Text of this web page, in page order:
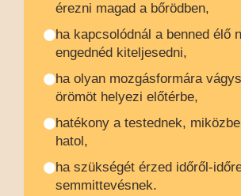
érezni magad a bőrödben,
ha kapcsolódnál a benned élő
engednéd kiteljesedni,
ha olyan mozgásformára
örömöt helyezi előtérbe,
hatékony a testednek,
hatol,
ha szükségét érzed időről-
semmittevésnek.